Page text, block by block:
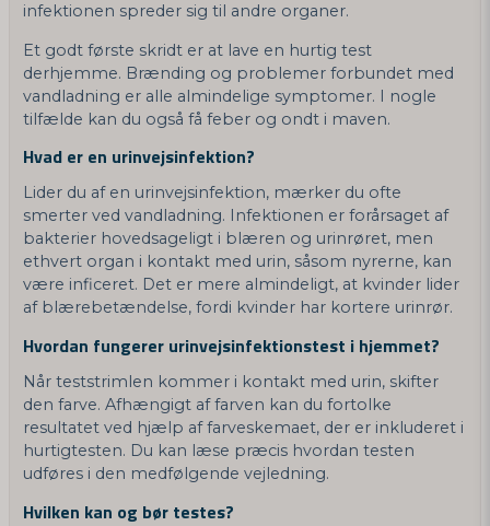
infektionen spreder sig til andre organer.
Et godt første skridt er at lave en hurtig test
derhjemme. Brænding og problemer forbundet med
vandladning er alle almindelige symptomer. I nogle
tilfælde kan du også få feber og ondt i maven.
Hvad er en urinvejsinfektion?
Lider du af en urinvejsinfektion, mærker du ofte
smerter ved vandladning. Infektionen er forårsaget af
bakterier hovedsageligt i blæren og urinrøret, men
ethvert organ i kontakt med urin, såsom nyrerne, kan
være inficeret. Det er mere almindeligt, at kvinder lider
af blærebetændelse, fordi kvinder har kortere urinrør.
Hvordan fungerer urinvejsinfektionstest i hjemmet?
Når teststrimlen kommer i kontakt med urin, skifter
den farve. Afhængigt af farven kan du fortolke
resultatet ved hjælp af farveskemaet, der er inkluderet i
hurtigtesten. Du kan læse præcis hvordan testen
udføres i den medfølgende vejledning.
Hvilken kan og bør testes?